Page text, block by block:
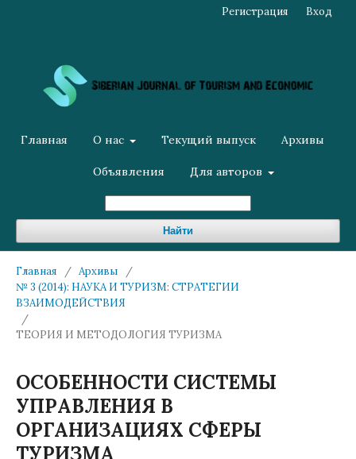
Главная О нас Текущий выпуск Архивы
Объявления Для авторов
Найти
Регистрация Вход
Главная / Архивы
/
№ 3 (2014): НАУКА И ТУРИЗМ: СТРАТЕГИИ
ВЗАИМОДЕЙСТВИЯ
/
ТЕОРИЯ И МЕТОДОЛОГИЯ ТУРИЗМА
ОСОБЕННОСТИ СИСТЕМЫ
УПРАВЛЕНИЯ В
ОРГАНИЗАЦИЯХ СФЕРЫ